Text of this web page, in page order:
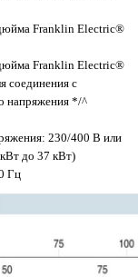
дюйма Franklin Electric®
дюйма Franklin Electric®
соединения с
напряжения */^
230/400 В или
до 37 кВт)
Гц